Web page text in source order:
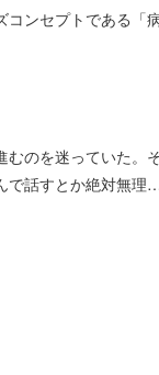
ンセプトである「
のを迷っていた。
で話すとか絶対無理